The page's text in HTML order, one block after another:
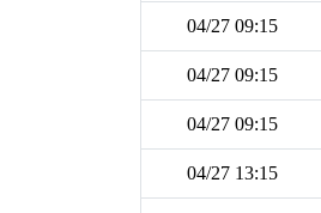
04/27 09:15
04/27 09:15
04/27 09:15
04/27 13:15